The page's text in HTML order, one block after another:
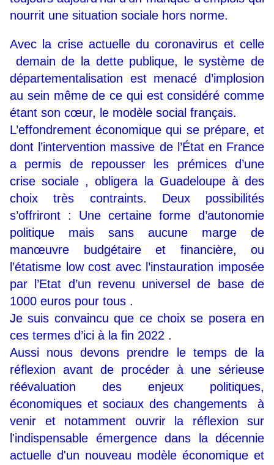
nourrit une situation sociale hors norme.
Avec la crise actuelle du coronavirus et celle
demain de la dette publique, le système de
départementalisation est menacé d’implosion
au sein même de ce qui est considéré comme
étant son cœur, le modèle social français.
L’effondrement économique qui se prépare, et
dont l’intervention massive de l’État en France
a permis de repousser les prémices d’une
crise sociale , obligera la Guadeloupe à des
choix très contraints. Deux possibilités
s’offriront : Une certaine forme d’autonomie
politique mais sans aucune marge de
manœuvre budgétaire et financière, ou
l’étatisme low cost avec l’instauration imposée
par l’Etat d’un revenu universel de base de
1000 euros pour tous .
Je suis convaincu que ce choix se posera en
ces termes d’ici à la fin 2022 .
Aussi nous devons prendre le temps de la
réflexion avant de procéder à une sérieuse
réévaluation des enjeux politiques,
économiques et sociaux des changements à
venir et notamment ouvrir la réflexion sur
l'indispensable émergence dans la décennie
actuelle d'un nouveau modèle économique et